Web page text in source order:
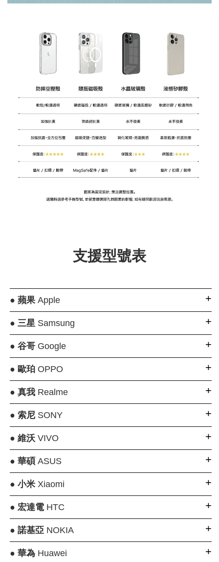
支援型號表
● 蘋果Apple
● 三星Samsung
● 谷哥Google
● 歐珀OPPO
● 真我Realme
● 索尼SONY
● 維沃VIVO
● 華碩 ASUS
● 小米Xiaomi
● 宏達電HTC
● 諾基亞NOKIA
● 華為Huawei